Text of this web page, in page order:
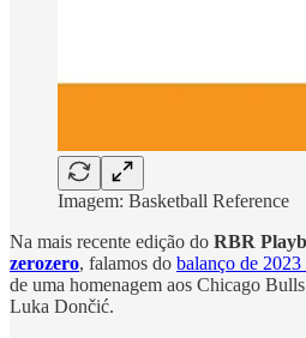
Imagem: Basketball Reference
Na mais recente edição do RBR
zerozero, falamos do balanço de
de uma homenagem aos Chicago
Luka Dončić.